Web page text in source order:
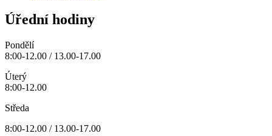
Úřední hodiny
Pondělí
8:00-12.00 / 13.00-17.00
Úterý
8:00-12.00
Středa
8:00-12.00 / 13.00-17.00